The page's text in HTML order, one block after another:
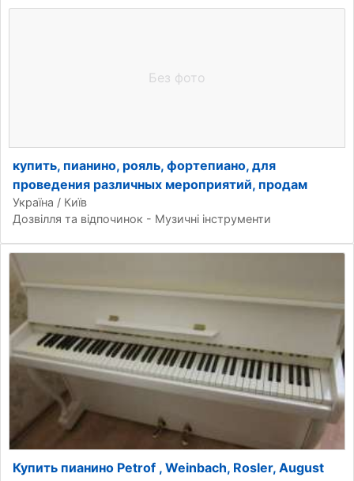
Без фото
купить, пианино, рояль, фортепиано, для
проведения различных мероприятий, продам
Україна / Київ
Дозвілля та відпочинок - Музичні інструменти
Купить пианино Petrof , Weinbach, Rosler, August